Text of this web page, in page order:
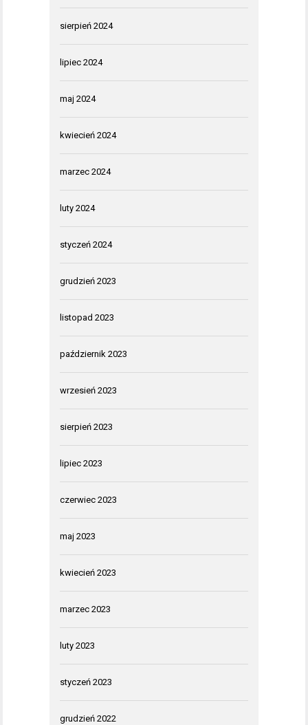
sierpień 2024
lipiec 2024
maj 2024
kwiecień 2024
marzec 2024
luty 2024
styczeń 2024
grudzień 2023
listopad 2023
październik 2023
wrzesień 2023
sierpień 2023
lipiec 2023
czerwiec 2023
maj 2023
kwiecień 2023
marzec 2023
luty 2023
styczeń 2023
grudzień 2022